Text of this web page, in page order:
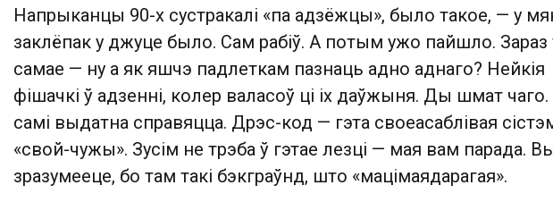
Напрыканцы 90-х сустракалі «па адзёжцы», было такое, — у
заклёпак у джуце было. Сам рабіў. А потым ужо пайшло. Зараз
самае — ну а як яшчэ падлеткам пазнаць адно аднаго? Нейкія
фішачкі ў адзенні, колер валасоў ці іх даўжыня. Ды шмат
самі выдатна справяцца. Дрэс-код — гэта своеасаблівая
«свой-чужы». Зусім не трэба ў гэтае лезці — мая вам парада.
зразумееце, бо там такі бэкграўнд, што «мацімаядарагая».